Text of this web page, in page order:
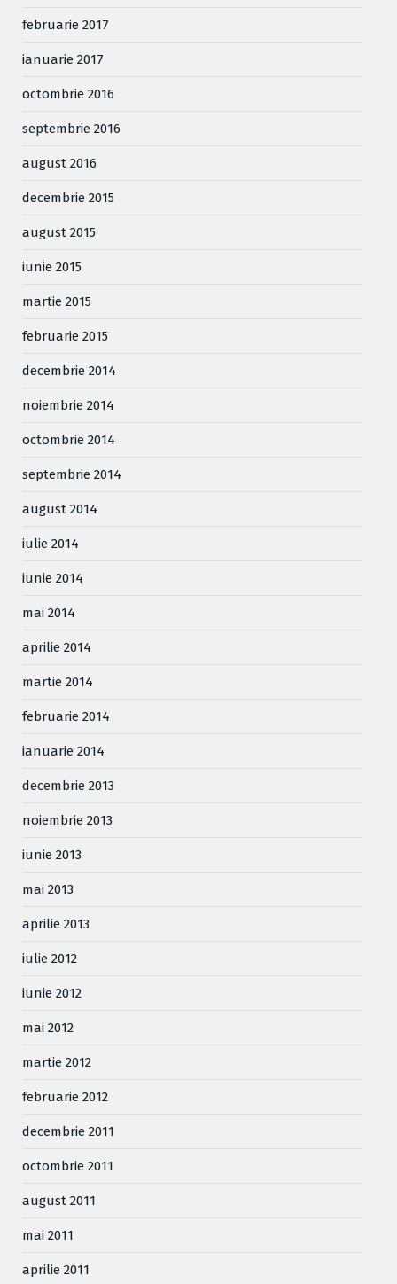
februarie 2017
ianuarie 2017
octombrie 2016
septembrie 2016
august 2016
decembrie 2015
august 2015
iunie 2015
martie 2015
februarie 2015
decembrie 2014
noiembrie 2014
octombrie 2014
septembrie 2014
august 2014
iulie 2014
iunie 2014
mai 2014
aprilie 2014
martie 2014
februarie 2014
ianuarie 2014
decembrie 2013
noiembrie 2013
iunie 2013
mai 2013
aprilie 2013
iulie 2012
iunie 2012
mai 2012
martie 2012
februarie 2012
decembrie 2011
octombrie 2011
august 2011
mai 2011
aprilie 2011